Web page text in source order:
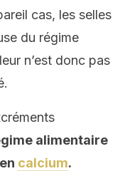
cas, les selles
du régime
n’est donc pas
alimentaire
calcium.